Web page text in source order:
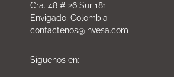
Cra. 48 # 26 Sur 181
Envigado, Colombia
contactenos@invesa.com
Síguenos en: